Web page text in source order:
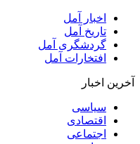
اخبار آمل
تاریخ آمل
گردشگری آمل
افتخارات آمل
آخرین اخبار
سیاسی
اقتصادی
اجتماعی